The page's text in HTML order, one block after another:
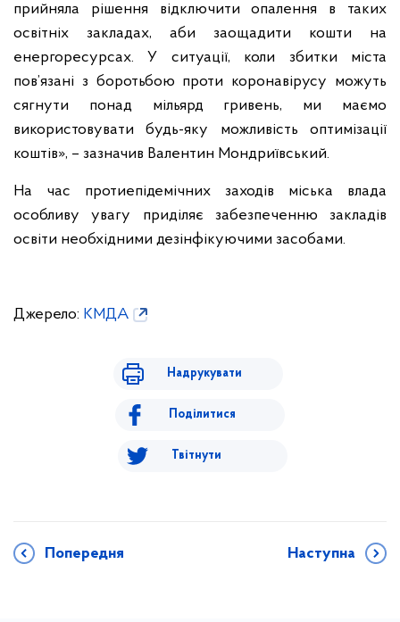
прийняла рішення відключити опалення в таких
освітніх закладах, аби заощадити кошти на
енергоресурсах. У ситуації, коли збитки міста
пов’язані з боротьбою проти коронавірусу можуть
сягнути понад мільярд гривень, ми маємо
використовувати будь-яку можливість оптимізації
коштів», – зазначив Валентин Мондриївський.
На час протиепідемічних заходів міська влада
особливу увагу приділяє забезпеченню закладів
освіти необхідними дезінфікуючими засобами.
Джерело: КМДА
Надрукувати
Поділитися
Твітнути
Попередня Наступна